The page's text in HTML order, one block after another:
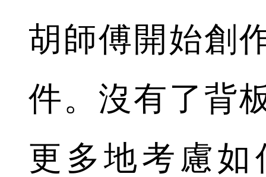
胡師傅開始創
件。沒有了背
更多地考慮